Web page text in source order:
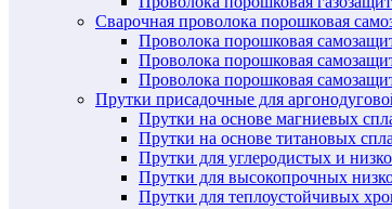
Сварочная проволока порошковая
Проволока порошковая
Проволока порошковая
Проволока порошковая
Прутки присадочные для
Прутки на основе магниевых
Прутки на основе титановых
Прутки для углеродистых и
Прутки для высокопрочных
Прутки для теплоустойчивых